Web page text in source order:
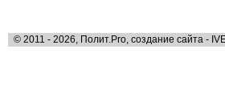
© 2011 - 2026, Полит.Pro, создание сайта -